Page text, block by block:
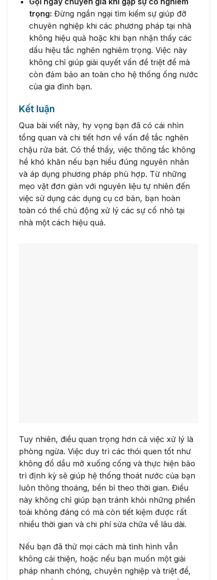
trọng: Đừng ngần ngại tìm kiếm sự giúp đỡ
chuyên nghiệp khi các phương pháp tại nhà
không hiệu quả hoặc khi bạn nhận thấy các
dấu hiệu tắc nghẽn nghiêm trọng. Việc này
không chỉ giúp giải quyết vấn đề triệt để mà
còn đảm bảo an toàn cho hệ thống ống nước
của gia đình bạn.
Kết luận
Qua bài viết này, hy vọng bạn đã có cái nhìn
tổng quan và chi tiết hơn về vấn đề tắc nghẽn
chậu rửa bát. Có thể thấy, việc thông tắc không
hề khó khăn nếu bạn hiểu đúng nguyên nhân
và áp dụng phương pháp phù hợp. Từ những
mẹo vặt đơn giản với nguyên liệu tự nhiên đến
việc sử dụng các dụng cụ cơ bản, bạn hoàn
toàn có thể chủ động xử lý các sự cố nhỏ tại
nhà một cách hiệu quả.
Tuy nhiên, điều quan trọng hơn cả việc xử lý là
phòng ngừa. Việc duy trì các thói quen tốt như
không đổ dầu mỡ xuống cống và thực hiện bảo
trì định kỳ sẽ giúp hệ thống thoát nước của bạn
luôn thông thoáng, bền bỉ theo thời gian. Điều
này không chỉ giúp bạn tránh khỏi những phiền
toái không đáng có mà còn tiết kiệm được rất
nhiều thời gian và chi phí sửa chữa về lâu dài.
Nếu bạn đã thử mọi cách mà tình hình vẫn
không cải thiện, hoặc nếu bạn muốn một giải
pháp nhanh chóng, chuyên nghiệp và triệt để,